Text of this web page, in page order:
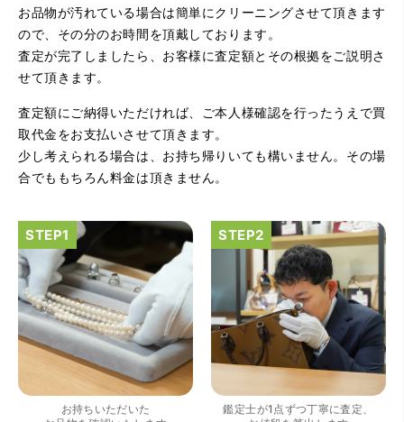
（大阪府大阪市）とてもプロな鑑定士さんがいて的確にア
ドバイスや買取りを暖かい人柄で行ってくれます。 親切に
なって頂いてありがとうございます! お店の雰囲気もやらし
さがなく、とても入ってゆっくりできる落ちついた敷居の
高いお店です。また鑑定士さんに会いたいです。
（大阪府大阪市）きれいにして頂いたうえで質入れ金額を
出していただいたのが初めてで感動しました。
お品物が汚れている場合は簡単にクリーニングさせて頂きます
ので、その分のお時間を頂戴しております。
査定が完了しましたら、お客様に査定額とその根拠をご説明さ
せて頂きます。
査定額にご納得いただければ、ご本人様確認を行ったうえで買
取代金をお支払いさせて頂きます。
少し考えられる場合は、お持ち帰りいても構いません。その場
合でももちろん料金は頂きません。
お持ちいただいた
鑑定士が1点ずつ丁寧に査定、